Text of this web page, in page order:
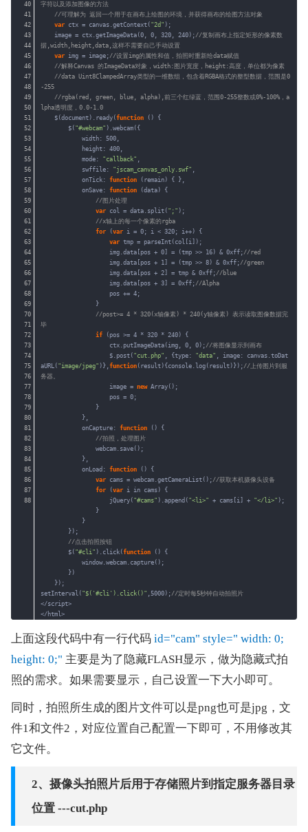
40
41
42
43
44
45
46
47
48
49
50
51
52
53
54
55
56
57
58
59
60
61
62
63
64
65
66
67
68
69
70
71
72
73
74
75
76
77
78
79
80
81
82
83
84
85
86
87
88
字符以及添加图像的方法
//可理解为 返回一个用于在画布上绘图的环境，并获得画布的绘图方法对象
var ctx = canvas.getContext( "2d" );
image = ctx.getImageData(0, 0, 320, 240); //复制画布上指定矩形的像素数
据,width,height,data,这样不需要自己手动设置
var img = image; //设置img的属性和值，拍照时重新给data赋值
//解释Canvas 的ImageData对象，width:图片宽度，height:高度，单位都为像素
//data Uint8ClampedArray类型的一维数组，包含着RGBA格式的整型数据，范围是0
-255
//rgba(red, green, blue, alpha),前三个红绿蓝，范围0-255整数或0%-100%，a
lpha透明度，0.0-1.0
$(document).ready(function
() {
$( "#webcam" ).webcam({
width: 500,
height: 400,
mode: "callback"
swffile: "jscam_canvas_only.swf"
onTick: function
(remain) { },
onSave: function
(data) {
//图片处理
var col = data.split( ";" );
//x轴上的每一个像素的rgba
for
(var i = 0; i < 320; i++) {
var tmp = parseInt(col[i]);
img.data[pos + 0] = (tmp >> 16) & 0xff; //red
img.data[pos + 1] = (tmp >> 8) & 0xff; //green
img.data[pos + 2] = tmp & 0xff; //blue
img.data[pos + 3] = 0xff; //Alpha
pos += 4;
}
//post>= 4 * 320(x轴像素) * 240(y轴像素) 表示读取图像数据完
毕
if
(pos >= 4 * 320 * 240) {
ctx.putImageData(img, 0, 0); //将图像显示到画布
$.post( "cut.php" , {type: "data" , image: canvas.toDat
aURL( "image/jpeg" )}, function (result){console.log(result)}); //上传图片到服
务器。
image = new Array();
pos = 0;
}
},
onCapture: function
() {
//拍照，处理图片
webcam.save();
},
onLoad: function
() {
var cams = webcam.getCameraList(); //获取本机摄像头设备
for
(var i in cams) {
jQuery( "#cams" ).append( "<li>" + cams[i] + "</li>" );
}
}
});
//点击拍照按钮
$( "#cli" ).click(function
() {
window.webcam.capture();
})
});
setInterval( "$('#cli').click()" ,5000); //定时每5秒钟自动拍照片
</script>
</html>
上面这段代码中有一行代码 id="cam" style=" width: 0;
height: 0;" 主要是为了隐藏FLASH显示，做为隐藏式拍
照的需求。如果需要显示，自己设置一下大小即可。
同时，拍照所生成的图片文件可以是png也可是jpg，文
件1和文件2，对应位置自己配置一下即可，不用修改其
它文件。
2、摄像头拍照片后用于存储照片到指定服务器目录
位置 ---cut.php